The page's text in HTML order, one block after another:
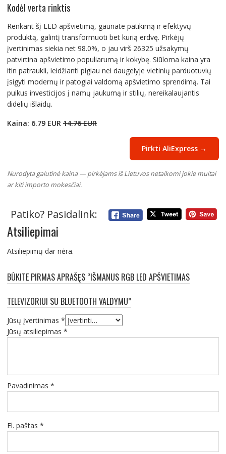
Kodėl verta rinktis
Renkant šį LED apšvietimą, gaunate patikimą ir efektyvų
produktą, galintį transformuoti bet kurią erdvę. Pirkėjų
įvertinimas siekia net 98.0%, o jau virš 26325 užsakymų
patvirtina apšvietimo populiarumą ir kokybę. Siūloma kaina yra
itin patraukli, leidžianti pigiau nei daugelyje vietinių parduotuvių
įsigyti modernų ir patogiai valdomą apšvietimo sprendimą. Tai
puikus investicijos į namų jaukumą ir stilių, nereikalaujantis
didelių išlaidų.
Kaina: 6.79 EUR 14.76 EUR
Pirkti AliExpress →
Nurodyta galutinė kaina — pirkėjams iš Lietuvos netaikomi jokie muitai
ar kiti importo mokesčiai.
Patiko? Pasidalink:
Atsiliepimai
Atsiliepimų dar nėra.
BŪKITE PIRMAS APRAŠĘS “IŠMANUS RGB LED APŠVIETIMAS
TELEVIZORIUI SU BLUETOOTH VALDYMU”
Jūsų įvertinimas *
Jūsų atsiliepimas *
Pavadinimas *
El. paštas *